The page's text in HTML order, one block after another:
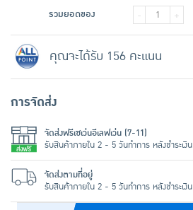
รวมยอดของ - +
คุณจะได้รับ 156 คะแนน
การจัดส่ง
จัดส่งฟรีเซเว่นอีเลฟเว่น (7-11)
รับสินค้าภายใน 2 - 5 วันทำการ หลังชำระเงิน
จัดส่งตามที่อยู่
รับสินค้าภายใน 2 - 5 วันทำการ หลังชำระเงิน